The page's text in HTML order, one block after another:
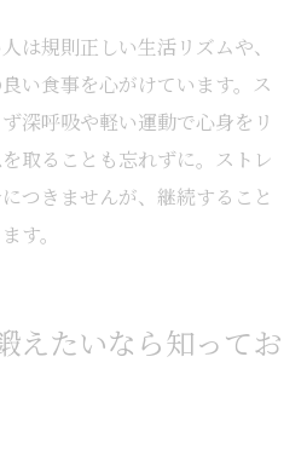
は規則正しい生活リズムや、
い食事を心がけています。ス
深呼吸や軽い運動で心身をリ
取ることも忘れずに。ストレ
つきませんが、継続すること
す。
えたいなら知ってお